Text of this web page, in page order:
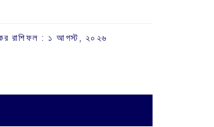
রাশিফল :‌ ‌‌১ আগস্ট, ২০২৬